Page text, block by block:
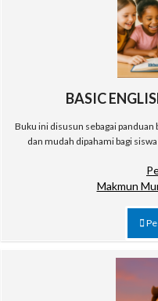
BASIC
Buku ini disusun sebagai panduan
dan mudah dipahami bagi
Makmun